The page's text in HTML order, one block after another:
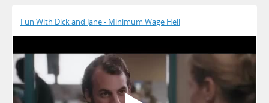
Fun With Dick and Jane - Minimum Wage Hell